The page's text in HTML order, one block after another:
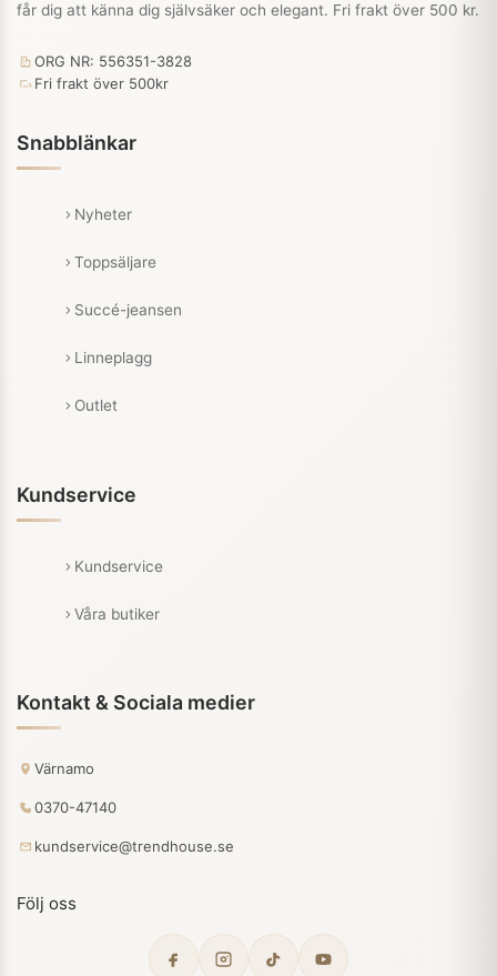
får dig att känna dig självsäker och elegant. Fri frakt över 500 kr.
ORG NR: 556351-3828
Fri frakt över 500kr
Snabblänkar
Nyheter
Toppsäljare
Succé-jeansen
Linneplagg
Outlet
Kundservice
Kundservice
Våra butiker
Kontakt & Sociala medier
Värnamo
0370-47140
kundservice@trendhouse.se
Följ oss